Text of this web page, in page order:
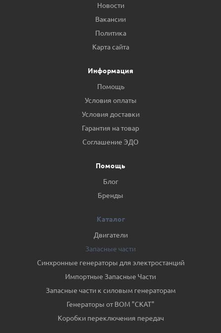
Новости
Вакансии
Политика
Карта сайта
Информация
Помощь
Условия оплаты
Условия доставки
Гарантия на товар
Соглашение ЭДО
Помощь
Блог
Бренды
Каталог
Двигатели
Запасные части
Синхронные генераторы для электростанций
Импортные Запасные Части
Запасные части к силовым генераторам
Генераторы от ВОМ "СКАТ"
Коробки переключения передач